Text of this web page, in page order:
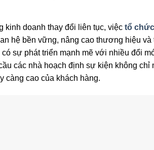
kinh doanh thay đổi liên tục, việc tổ
hệ bền vững, nâng cao thương hiệu
sự phát triển mạnh mẽ với nhiều đổi
các nhà hoạch định sự kiện không chỉ
càng cao của khách hàng.